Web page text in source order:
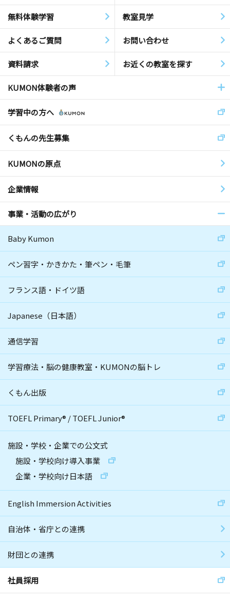
無料体験学習 教室見学
よくあるご質問 お問い合わせ
資料請求 お近くの教室を探す
KUMON体験者の声
学習中の方へ
くもんの先生募集
KUMONの原点
企業情報
事業・活動の広がり
Baby Kumon
ペン習字・かきかた・筆ペン・毛筆
フランス語・ドイツ語
Japanese（日本語）
通信学習
学習療法・脳の健康教室・KUMONの脳トレ
くもん出版
TOEFL Primary® /TOEFL Junior®
施設・学校・企業での公文式
施設・学校向け導入事業
企業・学校向け日本語
English Immersion Activities
自治体・省庁との連携
財団との連携
社員採用